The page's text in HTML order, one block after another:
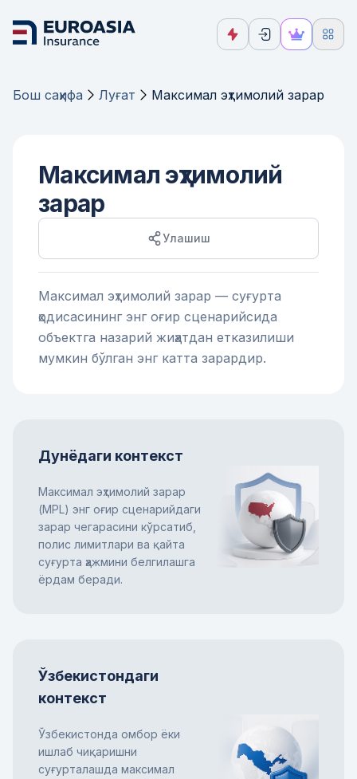
Бош саҳифа Луғат Максимал эҳтимолий зарар
Максимал эҳтимолий
зарар
Улашиш
Максимал эҳтимолий зарар — суғурта
ҳодисасининг энг оғир сценарийсида
объектга назарий жиҳатдан етказилиши
мумкин бўлган энг катта зарардир.
Дунёдаги контекст
Максимал эҳтимолий зарар
(MPL) энг оғир сценарийдаги
зарар чегарасини кўрсатиб,
полис лимитлари ва қайта
суғурта ҳажмини белгилашга
ёрдам беради.
Ўзбекистондаги
контекст
Ўзбекистонда омбор ёки
ишлаб чиқаришни
суғурталашда максимал